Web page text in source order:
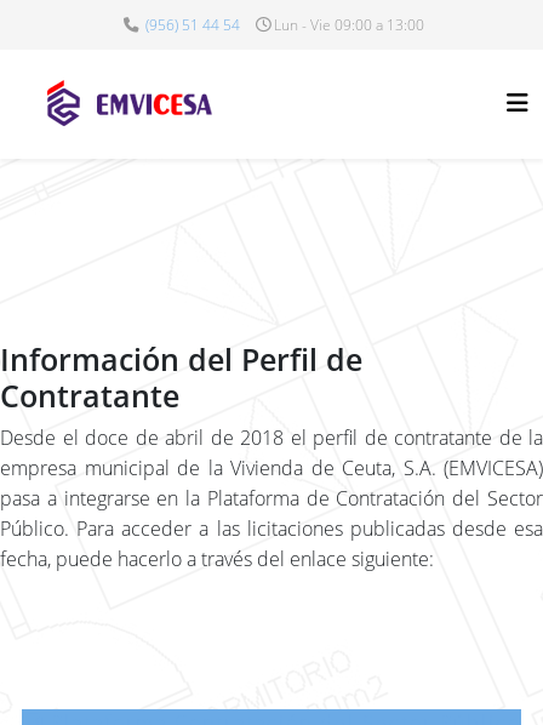
(956) 51 44 54 Lun - Vie 09:00 a 13:00
Información del Perfil de
Contratante
Desde el doce de abril de 2018 el perfil de contratante de la
empresa municipal de la Vivienda de Ceuta, S.A. (EMVICESA)
pasa a integrarse en la Plataforma de Contratación del Sector
Público. Para acceder a las licitaciones publicadas desde esa
fecha, puede hacerlo a través del enlace siguiente: